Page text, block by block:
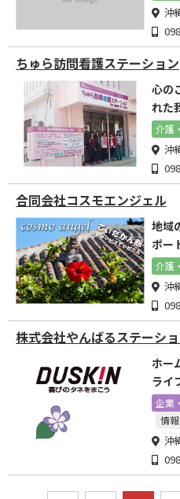
沖
ちゅら訪問看護ステーション
心の
れた
介護
沖
合同会社コスモエンジェル
地域
ポー
介護
沖
株式会社やんばるステーシ
ホー
ライ
企業
情
沖